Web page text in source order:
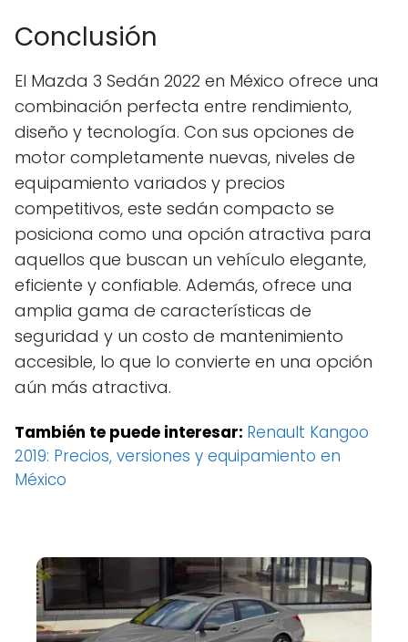
Conclusión
El Mazda 3 Sedán 2022 en México ofrece una
combinación perfecta entre rendimiento,
diseño y tecnología. Con sus opciones de
motor completamente nuevas, niveles de
equipamiento variados y precios
competitivos, este sedán compacto se
posiciona como una opción atractiva para
aquellos que buscan un vehículo elegante,
eficiente y confiable. Además, ofrece una
amplia gama de características de
seguridad y un costo de mantenimiento
accesible, lo que lo convierte en una opción
aún más atractiva.
También te puede interesar: Renault Kangoo
2019: Precios, versiones y equipamiento en
México